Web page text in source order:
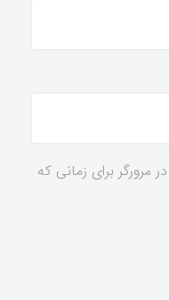
مرورگر برای زمانی که